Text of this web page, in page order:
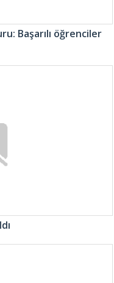
Başarılı öğrenciler